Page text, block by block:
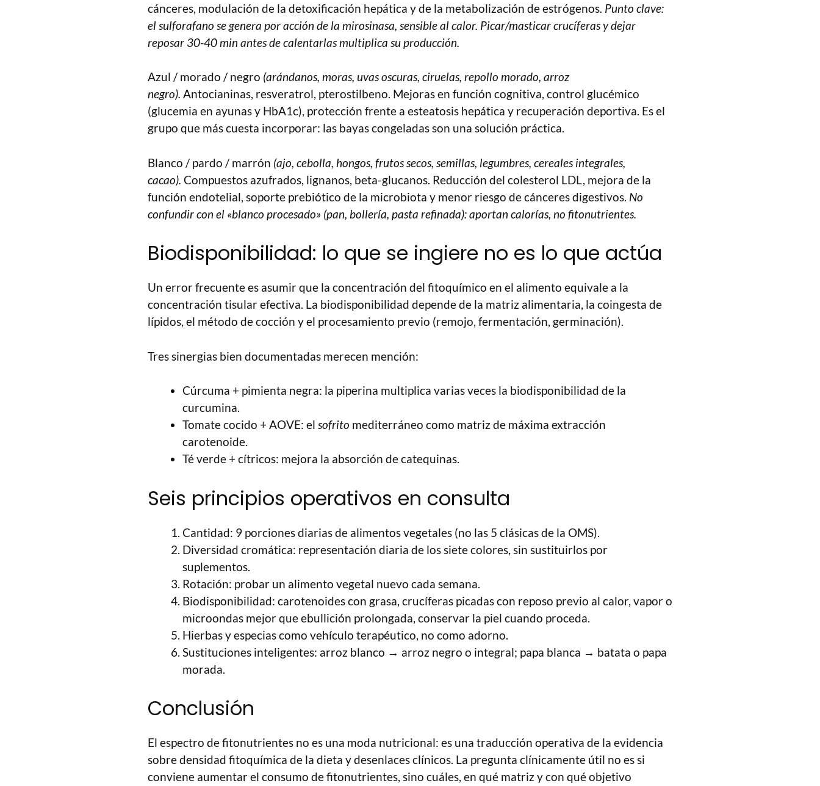
cánceres, modulación de la detoxificación hepática y de la metabolización de estrógenos. Punto clave:
el sulforafano se genera por acción de la mirosinasa, sensible al calor. Picar/masticar crucíferas y dejar
reposar 30-40 min antes de calentarlas multiplica su producción.
Azul / morado / negro (arándanos, moras, uvas oscuras, ciruelas, repollo morado, arroz
negro). Antocianinas, resveratrol, pterostilbeno. Mejoras en función cognitiva, control glucémico
(glucemia en ayunas y HbA1c), protección frente a esteatosis hepática y recuperación deportiva. Es el
grupo que más cuesta incorporar: las bayas congeladas son una solución práctica.
Blanco / pardo / marrón (ajo, cebolla, hongos, frutos secos, semillas, legumbres, cereales integrales,
cacao). Compuestos azufrados, lignanos, beta-glucanos. Reducción del colesterol LDL, mejora de la
función endotelial, soporte prebiótico de la microbiota y menor riesgo de cánceres digestivos. No
confundir con el «blanco procesado» (pan, bollería, pasta refinada): aportan calorías, no fitonutrientes.
Biodisponibilidad: lo que se ingiere no es lo que actúa
Un error frecuente es asumir que la concentración del fitoquímico en el alimento equivale a la
concentración tisular efectiva. La biodisponibilidad depende de la matriz alimentaria, la coingesta de
lípidos, el método de cocción y el procesamiento previo (remojo, fermentación, germinación).
Tres sinergias bien documentadas merecen mención:
Cúrcuma + pimienta negra: la piperina multiplica varias veces la biodisponibilidad de la
curcumina.
Tomate cocido + AOVE: el sofrito mediterráneo como matriz de máxima extracción
carotenoide.
Té verde + cítricos: mejora la absorción de catequinas.
Seis principios operativos en consulta
Cantidad: 9 porciones diarias de alimentos vegetales (no las 5 clásicas de la OMS).
Diversidad cromática: representación diaria de los siete colores, sin sustituirlos por
suplementos.
Rotación: probar un alimento vegetal nuevo cada semana.
Biodisponibilidad: carotenoides con grasa, crucíferas picadas con reposo previo al calor, vapor o
microondas mejor que ebullición prolongada, conservar la piel cuando proceda.
Hierbas y especias como vehículo terapéutico, no como adorno.
Sustituciones inteligentes: arroz blanco → arroz negro o integral; papa blanca → batata o papa
morada.
Conclusión
El espectro de fitonutrientes no es una moda nutricional: es una traducción operativa de la evidencia
sobre densidad fitoquímica de la dieta y desenlaces clínicos. La pregunta clínicamente útil no es si
conviene aumentar el consumo de fitonutrientes, sino cuáles, en qué matriz y con qué objetivo